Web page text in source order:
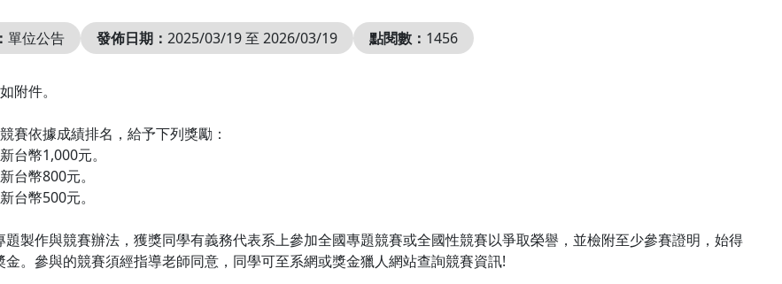
單位公告 發佈日期： 2025/03/19 至 2026/03/19 點閱數： 1456
附件。
賽依據成績排名，給予下列獎勵：
台幣1,000元。
台幣800元。
台幣500元。
題製作與競賽辦法，獲獎同學有義務代表系上參加全國專題競賽或全國性競賽以爭取榮譽，並檢附至少參賽證明，始得
金。參與的競賽須經指導老師同意，同學可至系網或獎金獵人網站查詢競賽資訊!